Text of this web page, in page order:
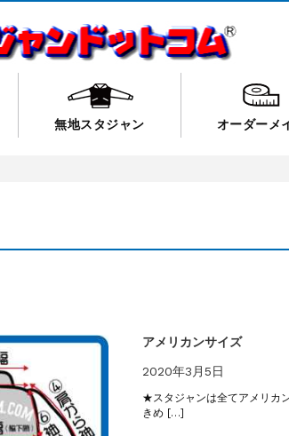
無地スタジャン オーダーメ
アメリカンサイズ
2020年3月5日
★スタジャンは全てアメリカ
きめ […]